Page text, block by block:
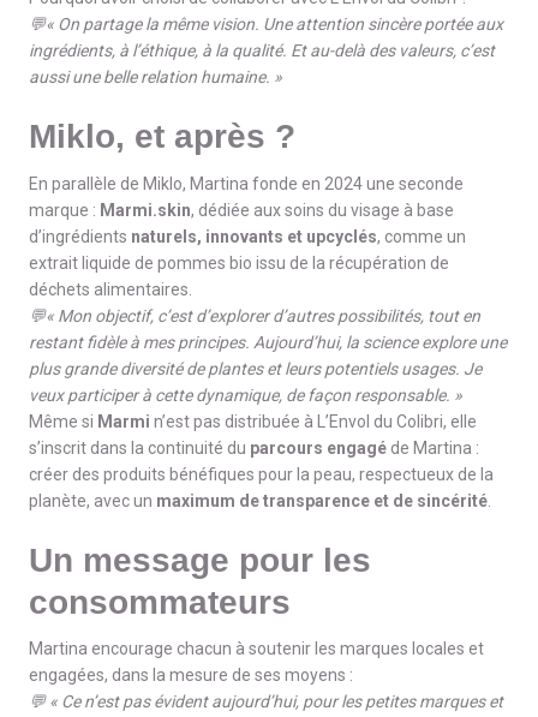
💬« On partage la même vision. Une attention sincère portée aux
ingrédients, à l’éthique, à la qualité. Et au-delà des valeurs, c’est
aussi une belle relation humaine. »
Miklo, et après ?
En parallèle de Miklo, Martina fonde en 2024 une seconde
marque : Marmi.skin, dédiée aux soins du visage à base
d’ingrédients naturels, innovants et upcyclés, comme un
extrait liquide de pommes bio issu de la récupération de
déchets alimentaires.
💬« Mon objectif, c’est d’explorer d’autres possibilités, tout en
restant fidèle à mes principes. Aujourd’hui, la science explore une
plus grande diversité de plantes et leurs potentiels usages. Je
veux participer à cette dynamique, de façon responsable. »
Même si Marmi n’est pas distribuée à L’Envol du Colibri, elle
s’inscrit dans la continuité du parcours engagé de Martina :
créer des produits bénéfiques pour la peau, respectueux de la
planète, avec un maximum de transparence et de sincérité
Un message pour les
consommateurs
Martina encourage chacun à soutenir les marques locales et
engagées, dans la mesure de ses moyens :
💬 « Ce n’est pas évident aujourd’hui, pour les petites marques et